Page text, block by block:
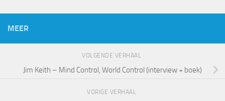
MEER
VOLGENDE VERHAAL
Jim Keith – Mind Control, World Control (interview + boek)
VORIGE VERHAAL